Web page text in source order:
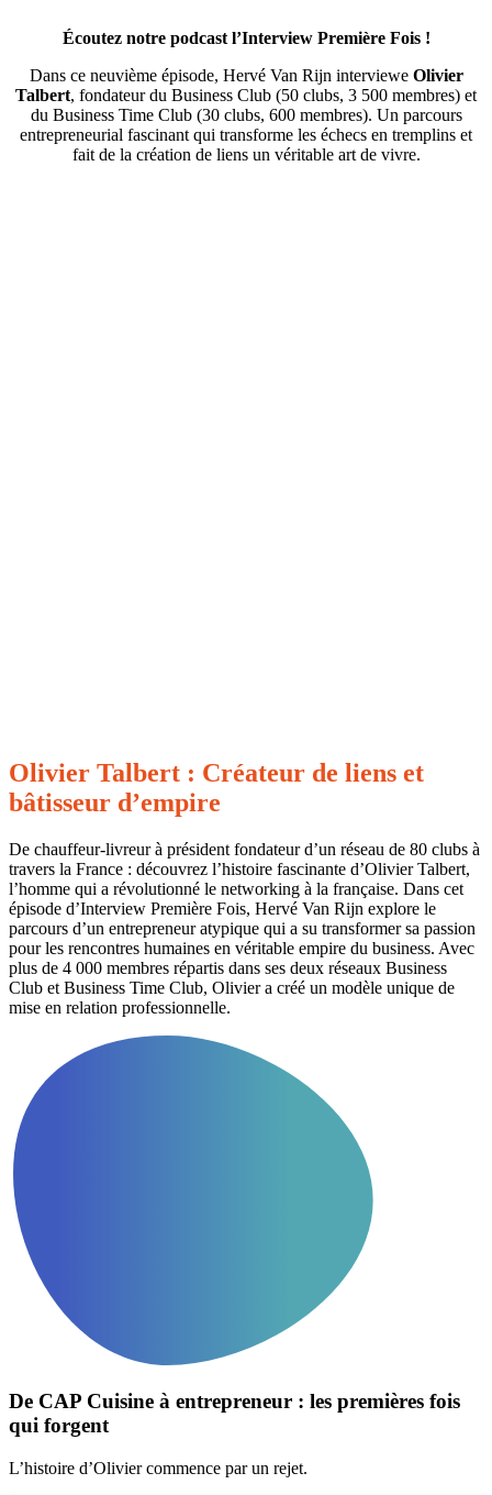
Écoutez notre podcast l’Interview Première Fois !
Dans ce neuvième épisode, Hervé Van Rijn interviewe Olivier
Talbert, fondateur du Business Club (50 clubs, 3 500 membres) et
du Business Time Club (30 clubs, 600 membres). Un parcours
entrepreneurial fascinant qui transforme les échecs en tremplins et
fait de la création de liens un véritable art de vivre.
Olivier Talbert : Créateur de liens et
bâtisseur d’empire
De chauffeur-livreur à président fondateur d’un réseau de 80 clubs à
travers la France : découvrez l’histoire fascinante d’Olivier Talbert,
l’homme qui a révolutionné le networking à la française. Dans cet
épisode d’Interview Première Fois, Hervé Van Rijn explore le
parcours d’un entrepreneur atypique qui a su transformer sa passion
pour les rencontres humaines en véritable empire du business. Avec
plus de 4 000 membres répartis dans ses deux réseaux Business
Club et Business Time Club, Olivier a créé un modèle unique de
mise en relation professionnelle.
De CAP Cuisine à entrepreneur : les premières fois
qui forgent
L’histoire d’Olivier commence par un rejet.